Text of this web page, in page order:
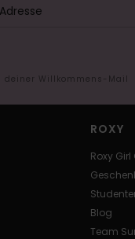
Willkommens-Mail
ROXY
Roxy
Blog
Team